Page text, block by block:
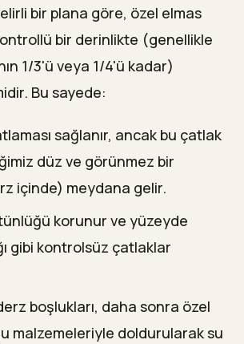
bir plana göre, özel elmas
bir derinlikte (genellikle
1/3'ü veya 1/4'ü kadar)
Bu sayede:
sağlanır, ancak bu çatlak
düz ve görünmez bir
içinde) meydana gelir.
korunur ve yüzeyde
gibi kontrolsüz çatlaklar
boşlukları, daha sonra özel
malzemeleriyle doldurularak su